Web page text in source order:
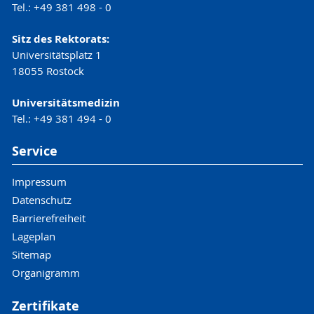
Anglistik/Amerikanistik (IAA)
Tel.: +49 381 498 - 0
Sitz des Rektorats:
Universitätsplatz 1
18055 Rostock
Universitätsmedizin
Tel.: +49 381 494 - 0
Service
Impressum
Datenschutz
Barrierefreiheit
Lageplan
Sitemap
Organigramm
Zertifikate